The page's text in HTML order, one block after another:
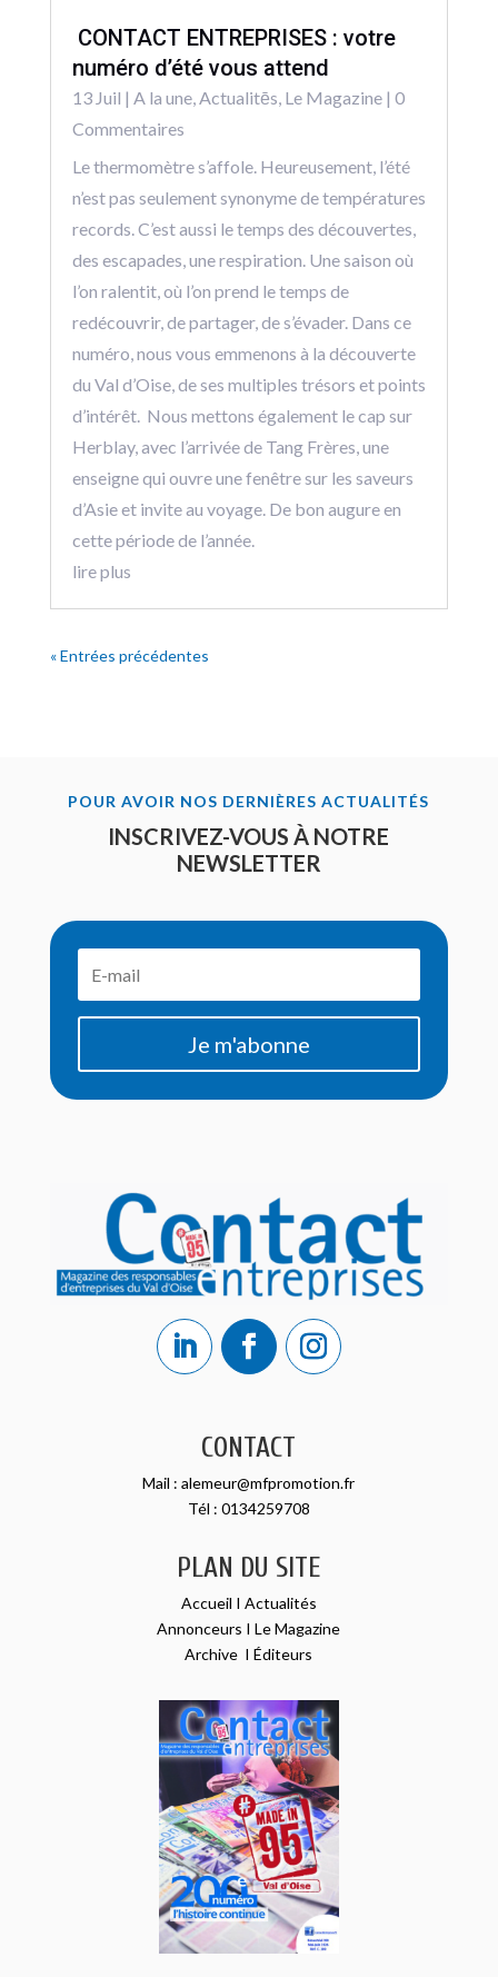
CONTACT ENTREPRISES : votre
numéro d’été vous attend
13 Juil | A la une,Actualitēs, Le Magazine| 0
Commentaires
Le thermomètre s’affole. Heureusement, l’été
n’est pas seulement synonyme de températures
records. C’est aussi le temps des découvertes,
des escapades, une respiration. Une saison où
l’on ralentit, où l’on prend le temps de
redécouvrir, de partager, de s’évader. Dans ce
numéro, nous vous emmenons à la découverte
du Val d’Oise, de ses multiples trésors et points
d’intérêt. Nous mettons également le cap sur
Herblay, avec l’arrivée de Tang Frères, une
enseigne qui ouvre une fenêtre sur les saveurs
d’Asie et invite au voyage. De bon augure en
cette période de l’année.
lire plus
« Entrées précédentes
POUR AVOIR NOS DERNIÈRES ACTUALITÉS
INSCRIVEZ-VOUS À NOTRE
NEWSLETTER
Je m'abonne
CONTACT
Mail :alemeur@mfpromotion.fr
Tél : 0134259708
PLAN DU SITE
Accueil I Actualités
Annonceurs ILe Magazine
Archive IÉditeurs